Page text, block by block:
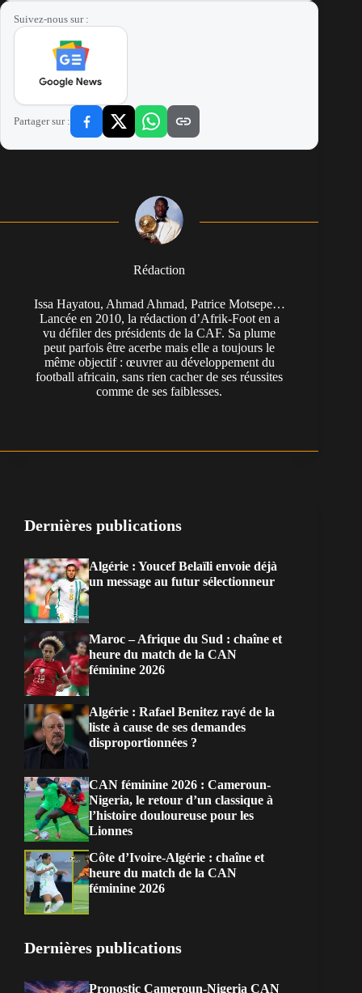
Suivez-nous sur :
Partager sur :
Rédaction
Issa Hayatou, Ahmad Ahmad, Patrice Motsepe…
Lancée en 2010, la rédaction d’Afrik-Foot en a
vu défiler des présidents de la CAF. Sa plume
peut parfois être acerbe mais elle a toujours le
même objectif : œuvrer au développement du
football africain, sans rien cacher de ses réussites
comme de ses faiblesses.
Dernières publications
Algérie : Youcef Belaïli envoie déjà
un message au futur sélectionneur
Maroc – Afrique du Sud : chaîne et
heure du match de la CAN
féminine 2026
Algérie : Rafael Benitez rayé de la
liste à cause de ses demandes
disproportionnées ?
CAN féminine 2026 : Cameroun-
Nigeria, le retour d’un classique à
l’histoire douloureuse pour les
Lionnes
Côte d’Ivoire-Algérie : chaîne et
heure du match de la CAN
féminine 2026
Dernières publications
Pronostic Cameroun-Nigeria CAN